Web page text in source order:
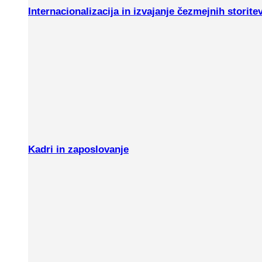
Internacionalizacija in izvajanje čezmejnih
Kadri in zaposlovanje